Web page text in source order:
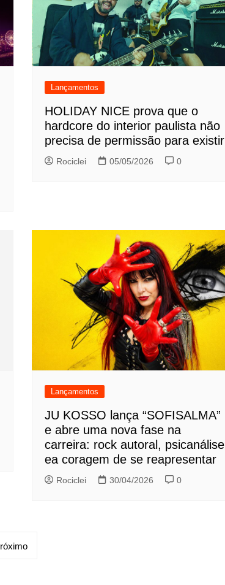
Lançamentos
HOLIDAY NICE prova que o
hardcore do interior paulista não
precisa de permissão para existir
Rociclei 05/05/2026 0
Lançamentos
JU KOSSO lança “SOFISALMA”
e abre uma nova fase na
carreira: rock autoral, psicanálise
ea coragem de se reapresentar
Rociclei 30/04/2026 0